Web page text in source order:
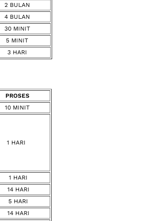
2 BULAN
4 BULAN
30 MINIT
5 MINIT
3 HARI
PROSES
10 MINIT
1 HARI
1 HARI
14 HARI
5 HARI
14 HARI